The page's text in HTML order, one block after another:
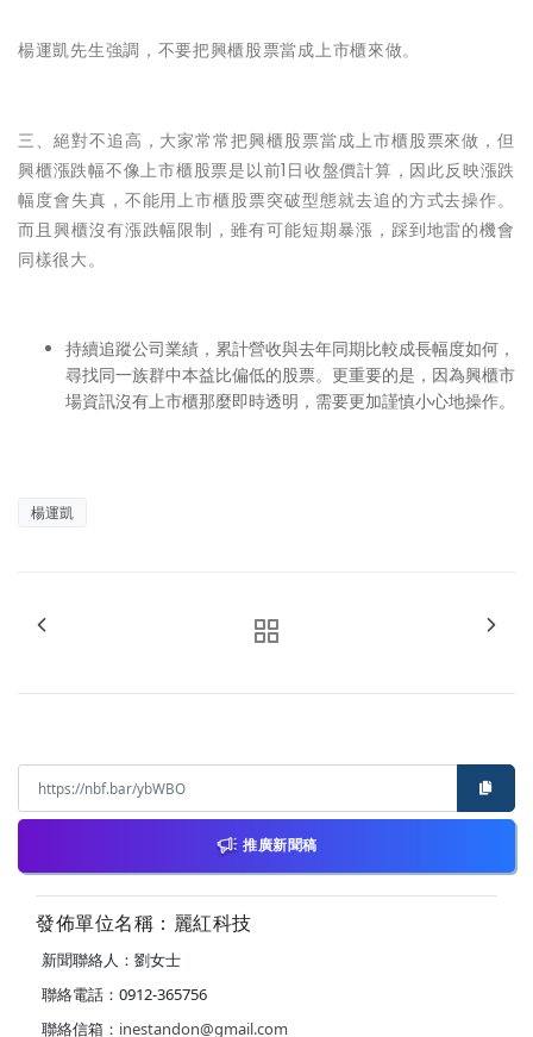
楊運凱先生強調，不要把興櫃股票當成上市櫃來做。
三、絕對不追高，大家常常把興櫃股票當成上市櫃股票來做，但
興櫃漲跌幅不像上市櫃股票是以前1日收盤價計算，因此反映漲跌
幅度會失真，不能用上市櫃股票突破型態就去追的方式去操作。
而且興櫃沒有漲跌幅限制，雖有可能短期暴漲，踩到地雷的機會
同樣很大。
持續追蹤公司業績，累計營收與去年同期比較成長幅度如何，
尋找同一族群中本益比偏低的股票。更重要的是，因為興櫃市
場資訊沒有上市櫃那麼即時透明，需要更加謹慎小心地操作。
楊運凱
推廣新聞稿
發佈單位名稱：麗紅科技
新聞聯絡人：劉女士
聯絡電話：0912-365756
聯絡信箱： inestandon@gmail.com